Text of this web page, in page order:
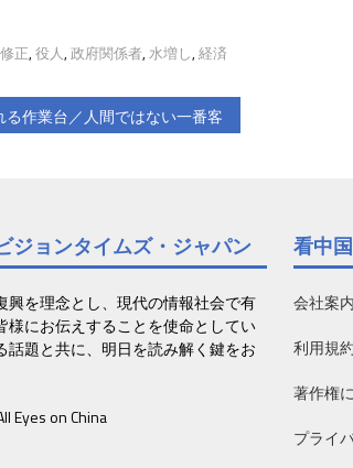
正, 役人, 政府関係者, 水増し, 経済
作業台／人間ではない一番客
ジョンタイムズ・ジャパン
興を理念とし、現代の情報社会で有
様にお伝えすることを使命としてい
話題と共に、明日を読み解く鍵をお
Eyes on China
看中
会社案内
利用規約
著作権
プライ